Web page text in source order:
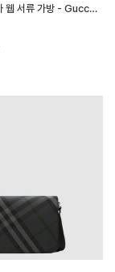
구찌 남성 메가 웹 서류 가방 - Gucci Mens Mega Web Briefcase -…